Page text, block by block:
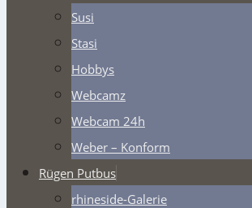
Susi
Stasi
Hobbys
Webcamz
Webcam 24h
Weber – Konform
Rügen Putbus
rhineside-Galerie